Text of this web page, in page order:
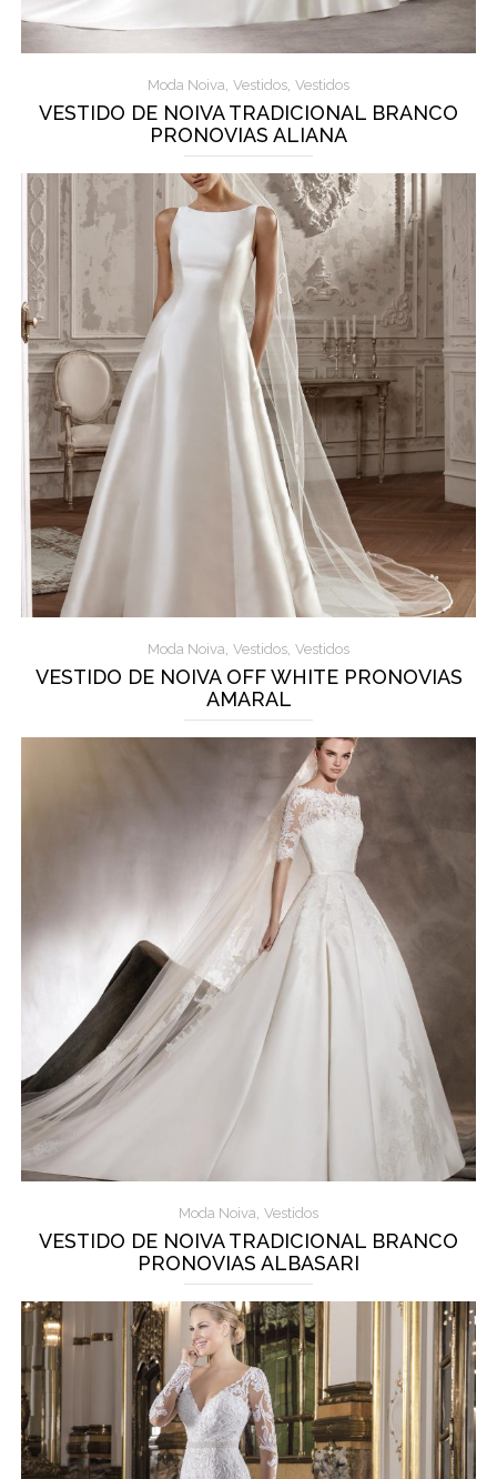
Moda Noiva, Vestidos, Vestidos
VESTIDO DE NOIVA TRADICIONAL BRANCO
PRONOVIAS ALIANA
Moda Noiva, Vestidos, Vestidos
VESTIDO DE NOIVA OFF WHITE PRONOVIAS
AMARAL
Moda Noiva, Vestidos
VESTIDO DE NOIVA TRADICIONAL BRANCO
PRONOVIAS ALBASARI